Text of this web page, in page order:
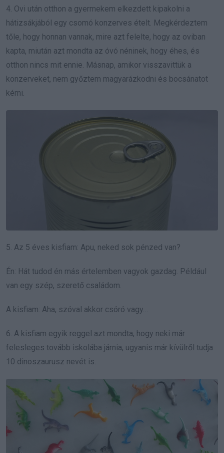
4. Ovi után otthon a gyermekem elkezdett kipakolni a
hátizsákjából egy csomó konzerves ételt. Megkérdeztem
tőle, hogy honnan vannak, mire azt felelte, hogy az oviban
kapta, miután azt mondta az óvó néninek, hogy éhes, és
otthon nincs mit ennie. Másnap, amikor visszavittük a
konzerveket, nem győztem magyarázkodni és bocsánatot
kérni.
5. Az 5 éves kisfiam: Apu, neked sok pénzed van?
Én: Hát tudod én más értelemben vagyok gazdag. Például
van egy szép, szerető családom.
A kisfiam: Aha, szóval akkor csóró vagy…
6. A kisfiam egyik reggel azt mondta, hogy neki már
felesleges tovább iskolába járnia, ugyanis már kívülről tudja
10 dinoszaurusz nevét is.